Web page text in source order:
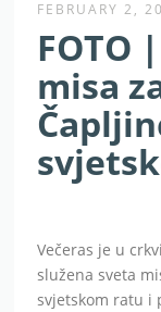
FEBRUARY 2,
FOTO
misa
Večeras je u
služena sveta
svjetskom ratu i